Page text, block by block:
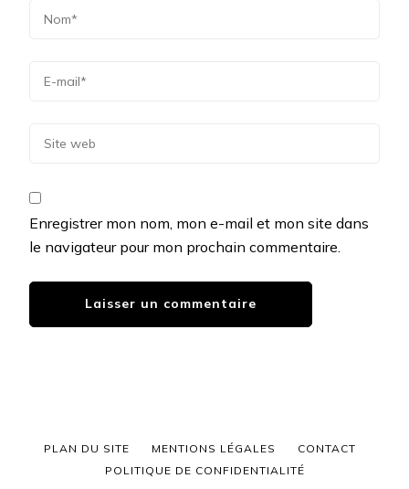
Enregistrer mon nom, mon e-mail et mon site dans
le navigateur pour mon prochain commentaire.
PLAN DU SITE MENTIONS LÉGALES
CONTACT
POLITIQUE DE CONFIDENTIALITÉ